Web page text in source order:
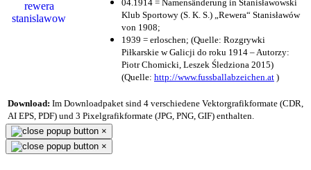
04.1914 = Namensänderung in Stanisławowski
Klub Sportowy (S. K. S.) „Rewera“ Stanisławów
von 1908;
1939 = erloschen; (Quelle: Rozgrywki
Piłkarskie w Galicji do roku 1914 – Autorzy:
Piotr Chomicki, Leszek Śledziona 2015)
(Quelle: http://www.fussballabzeichen.at )
Download: Im Downloadpaket sind 4 verschiedene Vektorgrafikformate (CDR,
AI EPS, PDF) und 3 Pixelgrafikformate (JPG, PNG, GIF) enthalten.
×
×